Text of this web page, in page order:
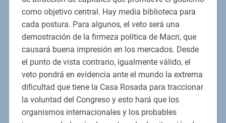
como objetivo central. Hay media biblioteca para
cada postura. Para algunos, el veto será una
demostración de la firmeza política de Macri, que
causará buena impresión en los mercados. Desde
el punto de vista contrario, igualmente válido, el
veto pondrá en evidencia ante el mundo la extrema
dificultad que tiene la Casa Rosada para traccionar
la voluntad del Congreso y esto hará que los
organismos internacionales y los probables